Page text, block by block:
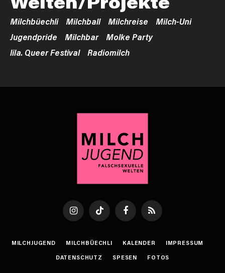
Milchbüechli Milchball Milchreise
Milch-Uni
Jugendpride
Milchbar
Molke Party
lila. Queer Festival
Radiomilch
InstagramTikTok FacebookRSS
MILCHJUGEND MILCHBÜECHLI KALENDER
IMPRESSUM
DATENSCHUTZ
SPESEN FOTOS